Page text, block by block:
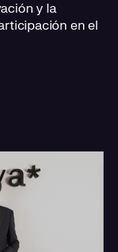
y la
en el